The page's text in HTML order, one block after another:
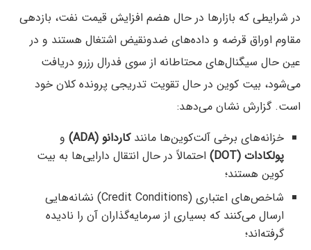
در شرایطی که بازارها در حال هضم افزایش قیمت نفت، بازدهی
مقاوم اوراق قرضه و داده‌های ضدونقیض اشتغال هستند و در
عین حال سیگنال‌های محتاطانه از سوی فدرال رزرو دریافت
می‌شود، بیت کوین در حال تقویت تدریجی پرونده کلان خود
است. گزارش نشان می‌دهد:
خزانه‌های برخی آلت‌کوین‌ها مانندکاردانو (ADA)
و
پولکادات (DOT)
احتمالاً در حال انتقال دارایی‌ها به بیت
کوین هستند؛
شاخص‌های اعتباری (Credit Conditions) نشانه‌هایی
ارسال می‌کنند که بسیاری از سرمایه‌گذاران آن را نادیده
گرفته‌اند؛